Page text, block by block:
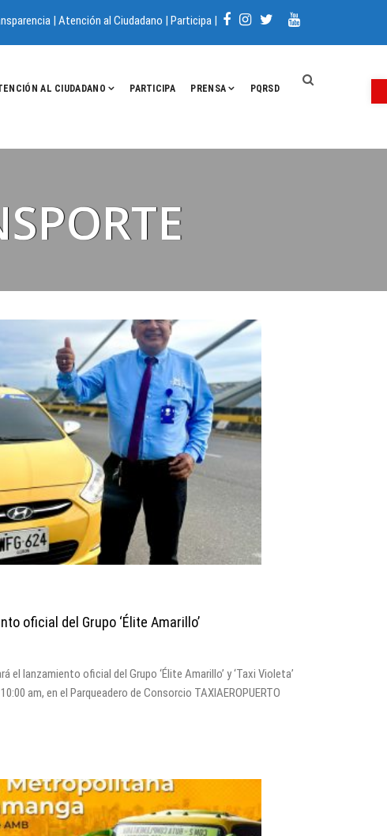
| Atención al Ciudadano | Participa |
AL CIUDADANO PARTICIPA PRENSA PQRSD
oficial del Grupo ‘Élite Amarillo’
el lanzamiento oficial del Grupo ‘Élite Amarillo’ y ‘Taxi Violeta’
am, en el Parqueadero de Consorcio TAXIAEROPUERTO